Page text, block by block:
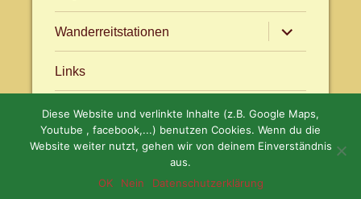
Wanderreitstationen
Untermenü
anzeigen
Links
Aktuellesfacebook.com/WanderreitenAlb
Diese Website und verlinkte Inhalte (z.B. Google Maps,
Youtube , facebook,...) benutzen Cookies. Wenn du die
Website weiter nutzt, gehen wir von deinem Einverständnis
aus.
OK
Nein Datenschutzerklärung